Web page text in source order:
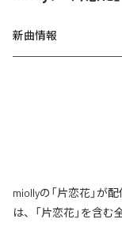
新曲情報
miollyの「片恋花」が
は、「片恋花」を含む